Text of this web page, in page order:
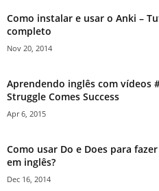
Como instalar e usar o Anki –
completo
Nov 20, 2014
Aprendendo inglês com vídeos
Struggle Comes Success
Apr 6, 2015
Como usar Do e Does para
em inglês?
Dec 16, 2014